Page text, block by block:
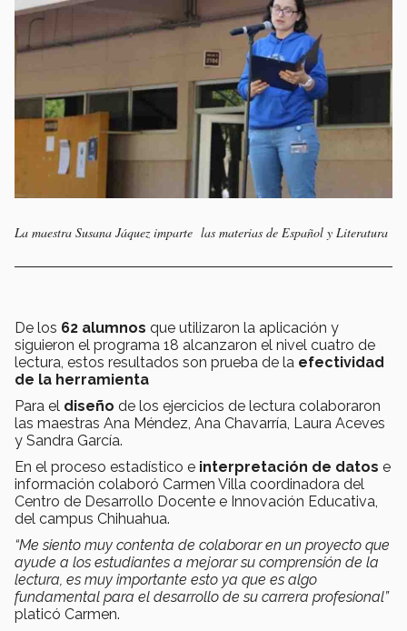
La maestra Susana Jáquez imparte las materias de Español y Literatura
De los 62 alumnos que utilizaron la aplicación y
siguieron el programa 18 alcanzaron el nivel cuatro de
lectura, estos resultados son prueba de la efectividad
de la herramienta
Para el diseño de los ejercicios de lectura colaboraron
las maestras Ana Méndez, Ana Chavarría, Laura Aceves
y Sandra García.
En el proceso estadístico e interpretación de datos e
información colaboró Carmen Villa coordinadora del
Centro de Desarrollo Docente e Innovación Educativa,
del campus Chihuahua.
“Me siento muy contenta de colaborar en un proyecto que
ayude a los estudiantes a mejorar su comprensión de la
lectura, es muy importante esto ya que es algo
fundamental para el desarrollo de su carrera profesional”
platicó Carmen.